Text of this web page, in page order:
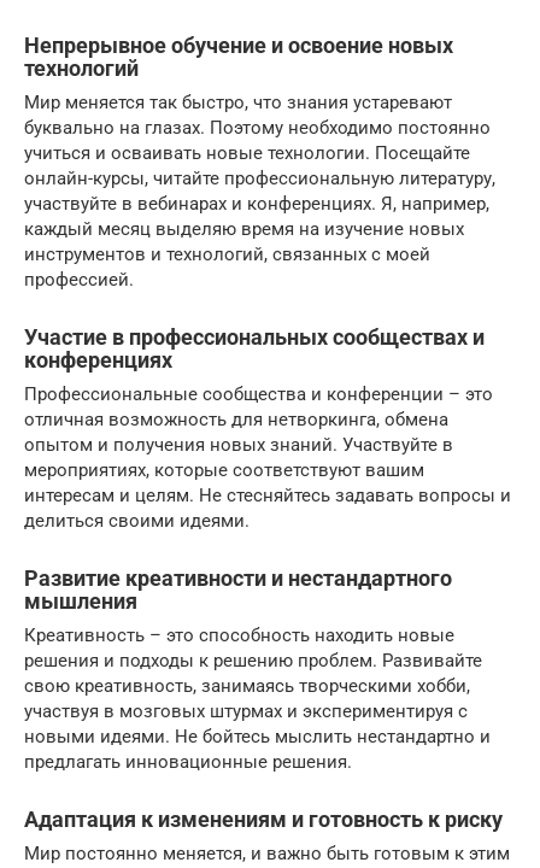
Непрерывное обучение и освоение новых
технологий
Мир меняется так быстро, что знания устаревают
буквально на глазах. Поэтому необходимо постоянно
учиться и осваивать новые технологии. Посещайте
онлайн-курсы, читайте профессиональную литературу,
участвуйте в вебинарах и конференциях. Я, например,
каждый месяц выделяю время на изучение новых
инструментов и технологий, связанных с моей
профессией.
Участие в профессиональных сообществах и
конференциях
Профессиональные сообщества и конференции – это
отличная возможность для нетворкинга, обмена
опытом и получения новых знаний. Участвуйте в
мероприятиях, которые соответствуют вашим
интересам и целям. Не стесняйтесь задавать вопросы и
делиться своими идеями.
Развитие креативности и нестандартного
мышления
Креативность – это способность находить новые
решения и подходы к решению проблем. Развивайте
свою креативность, занимаясь творческими хобби,
участвуя в мозговых штурмах и экспериментируя с
новыми идеями. Не бойтесь мыслить нестандартно и
предлагать инновационные решения.
Адаптация к изменениям и готовность к риску
Мир постоянно меняется, и важно быть готовым к этим